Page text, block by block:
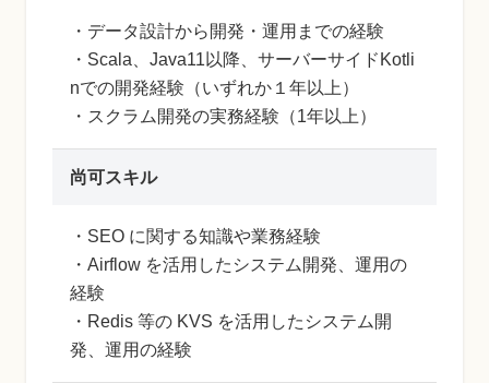
・データ設計から開発・運用までの経験
・Scala、Java11以降、サーバーサイドKotli
nでの開発経験（いずれか１年以上）
・スクラム開発の実務経験（1年以上）
尚可スキル
・SEO に関する知識や業務経験
・Airflow を活用したシステム開発、運用の
経験
・Redis 等の KVS を活用したシステム開
発、運用の経験